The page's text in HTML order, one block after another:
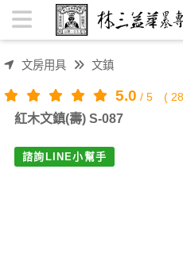
紅木文鎮(壽) | 林三益筆墨專家
文房用具 文鎮
5.0 / 5 ( 28
紅木文鎮(壽) S-087
諮詢LINE小幫手